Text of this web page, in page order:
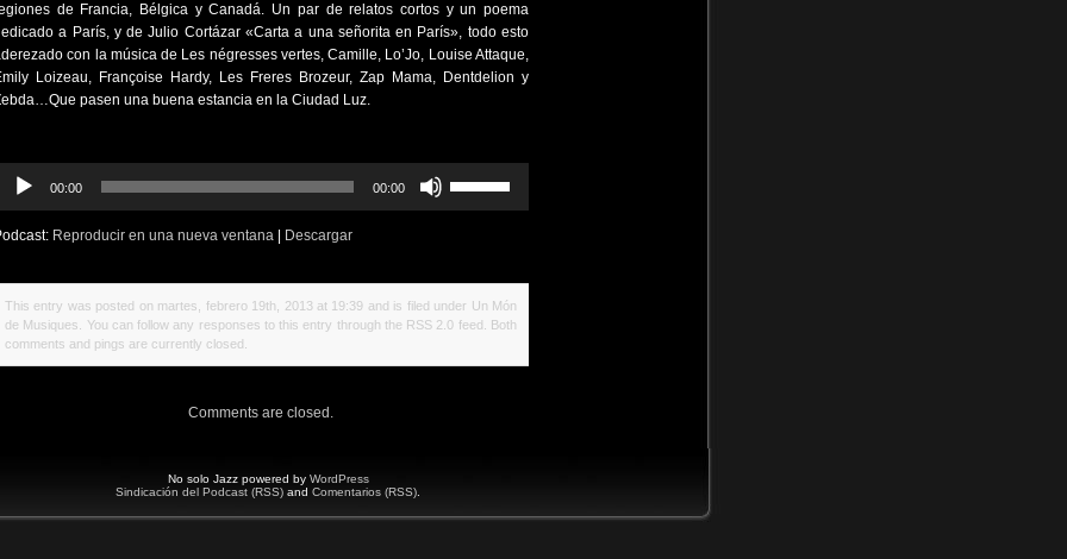
de Francia, Bélgica y Canadá. Un par de relatos cortos y un poema
a París, y de Julio Cortázar «Carta a una señorita en París», todo esto
con la música de Les négresses vertes, Camille, Lo’Jo, Louise Attaque,
Loizeau, Françoise Hardy, Les Freres Brozeur, Zap Mama, Dentdelion y
pasen una buena estancia en la Ciudad Luz.
00:00 00:00
las
arriba/abajo
para
aumentar
Reproducir en una nueva ventana Descargar
This entry was posted on martes, febrero 19th, 2013 at 19:39 and is filed under Un Món
de Musiques
. You can follow any responses to this entry through the RSS 2.0 feed. Both
comments and pings are currently closed.
Comments are closed.
No solo Jazz powered by WordPress
Sindicación del Podcast (RSS) and Comentarios (RSS)